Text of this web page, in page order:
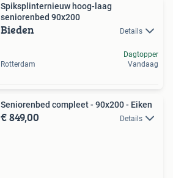
Spiksplinternieuw hoog-laag
seniorenbed 90x200
Bieden Details
Rotterdam
Dagtopper
Vandaag
Seniorenbed compleet - 90x200 - Eiken
€ 849,00 Details